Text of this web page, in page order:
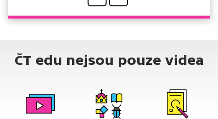
ČT edu nejsou pouze videa